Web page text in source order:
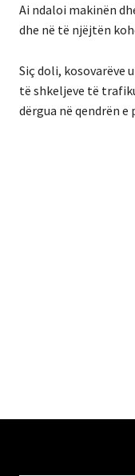
Ai ndaloi makinën
dhe në të njëjtën
Siç doli, kosovarëve
të shkeljeve të
dërgua në qendrën